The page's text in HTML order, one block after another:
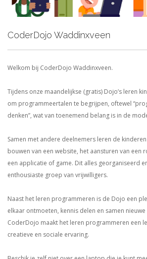
CoderDojo Waddinxveen
Welkom bij CoderDojo Waddinxveen.
Tijdens onze maandelijkse (gratis) Dojo’s leren
om programmeertalen te begrijpen, oftewel
denken”, wat van toenemend belang is in de
Samen met andere deelnemers leren de
bouwen van een website, het aansturen van een
een applicatie of game. Dit alles georganiseerd
enthousiaste groep van vrijwilligers.
Naast het leren programmeren is de Dojo een
elkaar ontmoeten, kennis delen en samen
CoderDojo maakt het leren programmeren een
creatieve en sociale ervaring.